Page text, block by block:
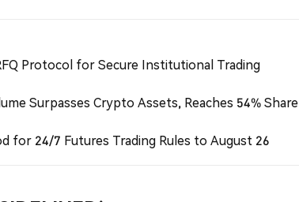
Protocol for Secure Institutional Trading
Surpasses Crypto Assets, Reaches 54% Share
for 24/7 Futures Trading Rules to August 26